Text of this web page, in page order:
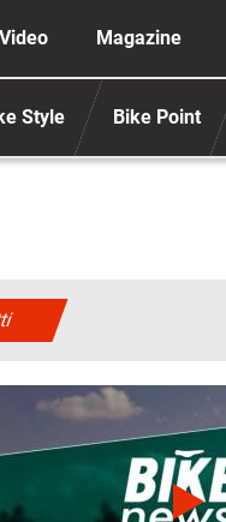
Video Magazine
Style Bike Point